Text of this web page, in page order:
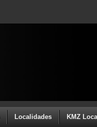
Localidades KMZ